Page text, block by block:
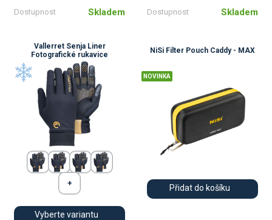
Dostupnost Skladem Dostupnost Skladem
Vallerret Senja Liner
Fotografické rukavice
Vyberte variantu
NiSi Filter Pouch Caddy - MAX
NOVINKA
Přidat do košíku